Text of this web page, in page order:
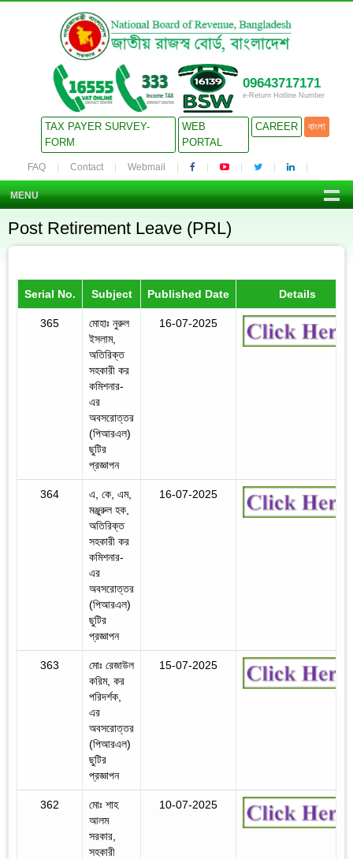
09643717171
e-Return Hotline Number
TAX PAYER SURVEY-
FORM
WEB
PORTAL
CAREER বাংলা
FAQ Contact Webmail
MENU
Post Retirement Leave (PRL)
Serial No. Subject Published Date Details
365
মোহাঃ নুরুল
ইসলাম,
অতিরিক্ত
সহকারী কর
কমিশনার-
এর
অবসরোত্তর
(পিআরএল)
ছুটির
প্রজ্ঞাপন
16-07-2025
364
এ, কে, এম,
মঞ্জুরুল হক,
অতিরিক্ত
সহকারী কর
কমিশনার-
এর
অবসরোত্তর
(পিআরএল)
ছুটির
প্রজ্ঞাপন
16-07-2025
363
মোঃ রেজাউল
করিম, কর
পরিদর্শক,
এর
অবসরোত্তর
(পিআরএল)
ছুটির
প্রজ্ঞাপন
15-07-2025
362
মোঃ শাহ
আলম
সরকার,
সহকারী
10-07-2025